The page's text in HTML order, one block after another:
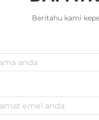
Beritahu kami